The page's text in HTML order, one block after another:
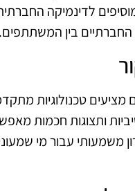
לדינמיקה
בין המשתתפים.
מציעים טכנולוגיות
ותצוגות חכמות
משמעותי עבור מי